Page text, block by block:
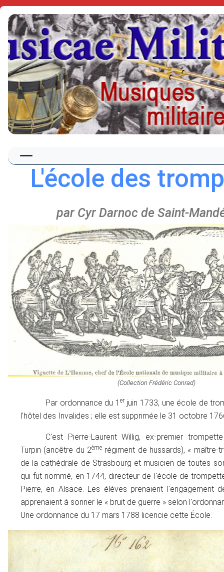
L'école des
par Cyr Darnoc de Saint-
(Collection Frédéric Conrad)
Par ordonnance du 1 er juin 1733, une école de
l'hôtel des Invalides ; elle est supprimée le 31 octobre
C'est Pierre-Laurent Willig, ex-premier
Turpin (ancêtre du 2ème régiment de hussards), « maître-
de la cathédrale de Strasbourg et musicien de toutes
qui fut nommé, en 1744, directeur de l'école de
Pierre, en Alsace. Les élèves prenaient l'engagement
apprenaient à sonner le « bruit de guerre » selon
Une ordonnance du 17 mars 1788 licencie cette École.